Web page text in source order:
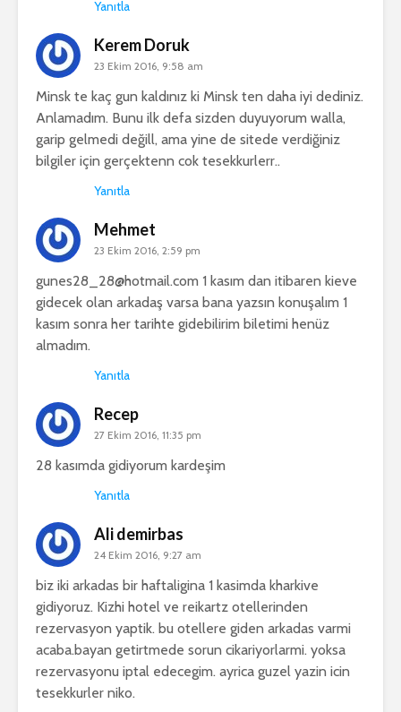
Yanıtla
Kerem Doruk
23 Ekim 2016, 9:58 am
Minsk te kaç gun kaldınız ki Minsk ten daha iyi dediniz.
Anlamadım. Bunu ilk defa sizden duyuyorum walla,
garip gelmedi değill, ama yine de sitede verdiğiniz
bilgiler için gerçektenn cok tesekkurlerr..
Yanıtla
Mehmet
23 Ekim 2016, 2:59 pm
gunes28_28@hotmail.com 1 kasım dan itibaren kieve
gidecek olan arkadaş varsa bana yazsın konuşalım 1
kasım sonra her tarihte gidebilirim biletimi henüz
almadım.
Yanıtla
Recep
27 Ekim 2016, 11:35 pm
28 kasımda gidiyorum kardeşim
Yanıtla
Ali demirbas
24 Ekim 2016, 9:27 am
biz iki arkadas bir haftaligina 1 kasimda kharkive
gidiyoruz. Kizhi hotel ve reikartz otellerinden
rezervasyon yaptik. bu otellere giden arkadas varmi
acaba.bayan getirtmede sorun cikariyorlarmi. yoksa
rezervasyonu iptal edecegim. ayrica guzel yazin icin
tesekkurler niko.